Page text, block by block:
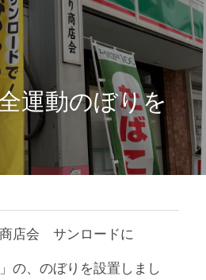
セス
運動のぼりを
店会　サンロードに
の、のぼりを設置しまし